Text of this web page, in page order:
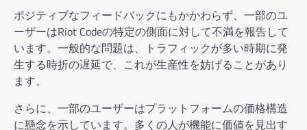
ポジティブなフィードバックにもかかわらず、一部のユ
ーザーはRiot Codeの特定の側面に対して不満を報告して
います。一般的な問題は、トラフィックが多い時期に発
生する時折の遅延で、これが生産性を妨げることがあり
ます。
さらに、一部のユーザーはプラットフォームの価格構造
に懸念を示しています。多くの人が機能に価値を見出す